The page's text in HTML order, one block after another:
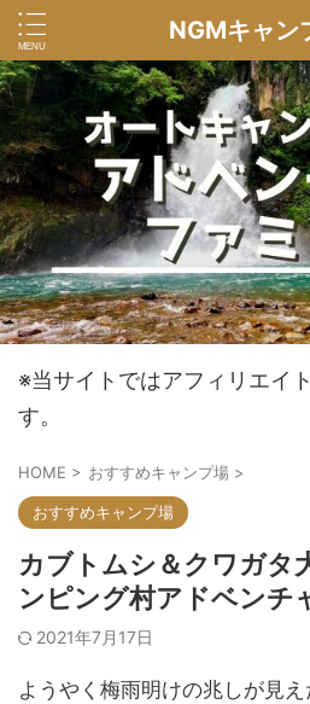
NGMキャン
※当サイトではアフィリエイ
す。
HOME > おすすめキャンプ場 >
おすすめキャンプ場
カブトムシ＆クワガタ
ンピング村アドベンチ
2021年7月17日
ようやく梅雨明けの兆しが見